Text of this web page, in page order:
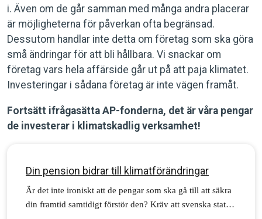
i. Även om de går samman med många andra placerar
är möjligheterna för påverkan ofta begränsad.
Dessutom handlar inte detta om företag som ska göra
små ändringar för att bli hållbara. Vi snackar om
företag vars hela affärside går ut på att paja klimatet.
Investeringar i sådana företag är inte vägen framåt.
Fortsätt ifrågasätta AP-fonderna, det är våra pengar
de investerar i klimatskadlig verksamhet!
Din pension bidrar till klimatförändringar
Är det inte ironiskt att de pengar som ska gå till att säkra
din framtid samtidigt förstör den? Kräv att svenska staten